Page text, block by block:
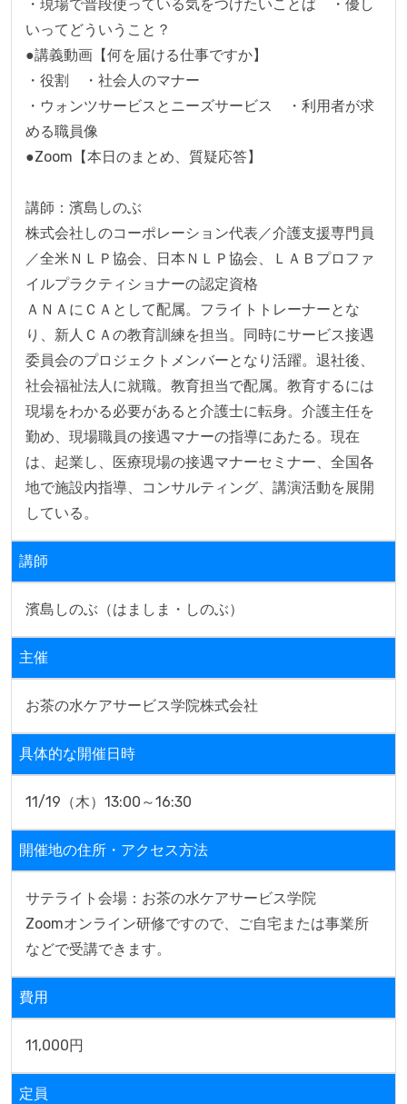
・現場で普段使っている気をつけたいことば　・優し
いってどういうこと？
●講義動画【何を届ける仕事ですか】
・役割　・社会人のマナー
・ウォンツサービスとニーズサービス　・利用者が求
める職員像
●Zoom【本日のまとめ、質疑応答】
講師：濱島しのぶ
株式会社しのコーポレーション代表／介護支援専門員
／全米ＮＬＰ協会、日本ＮＬＰ協会、ＬＡＢプロファ
イルプラクティショナーの認定資格
ＡＮＡにＣＡとして配属。フライトトレーナーとな
り、新人ＣＡの教育訓練を担当。同時にサービス接遇
委員会のプロジェクトメンバーとなり活躍。退社後、
社会福祉法人に就職。教育担当で配属。教育するには
現場をわかる必要があると介護士に転身。介護主任を
勤め、現場職員の接遇マナーの指導にあたる。現在
は、起業し、医療現場の接遇マナーセミナー、全国各
地で施設内指導、コンサルティング、講演活動を展開
している。
講師
濱島しのぶ（はましま・しのぶ）
主催
お茶の水ケアサービス学院株式会社
具体的な開催日時
11/19（木）13:00～16:30
開催地の住所・アクセス方法
サテライト会場：お茶の水ケアサービス学院
Zoomオンライン研修ですので、ご自宅または事業所
などで受講できます。
費用
11,000円
定員